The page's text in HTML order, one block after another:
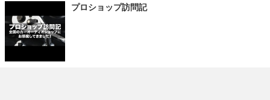
プロショップ訪問記